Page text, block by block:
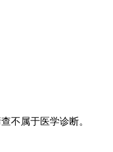
不属于医学诊断。